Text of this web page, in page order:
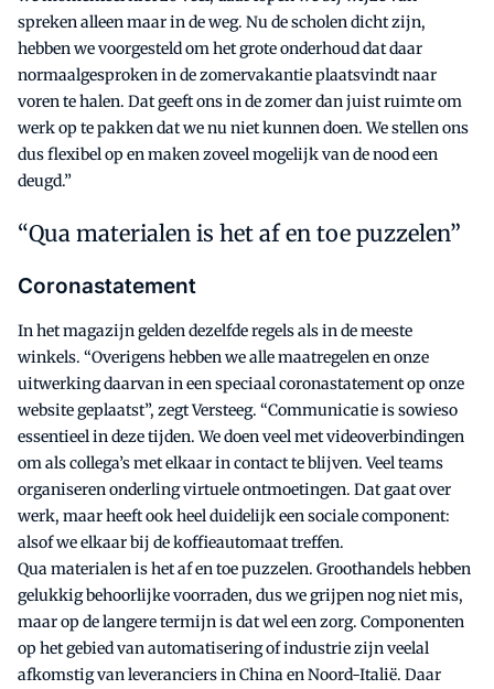
spreken alleen maar in de weg. Nu de scholen dicht zijn,
hebben we voorgesteld om het grote onderhoud dat daar
normaalgesproken in de zomervakantie plaatsvindt naar
voren te halen. Dat geeft ons in de zomer dan juist ruimte om
werk op te pakken dat we nu niet kunnen doen. We stellen ons
dus flexibel op en maken zoveel mogelijk van de nood een
deugd.”
Qua materialen is het af en toe puzzelen”
Coronastatement
In het magazijn gelden dezelfde regels als in de meeste
winkels. “Overigens hebben we alle maatregelen en onze
uitwerking daarvan in een speciaal coronastatement op onze
website geplaatst”, zegt Versteeg. “Communicatie is sowieso
essentieel in deze tijden. We doen veel met videoverbindingen
om als collega’s met elkaar in contact te blijven. Veel teams
organiseren onderling virtuele ontmoetingen. Dat gaat over
werk, maar heeft ook heel duidelijk een sociale component:
alsof we elkaar bij de koffieautomaat treffen.
Qua materialen is het af en toe puzzelen. Groothandels hebben
gelukkig behoorlijke voorraden, dus we grijpen nog niet mis,
maar op de langere termijn is dat wel een zorg. Componenten
op het gebied van automatisering of industrie zijn veelal
afkomstig van leveranciers in China en Noord-Italië. Daar